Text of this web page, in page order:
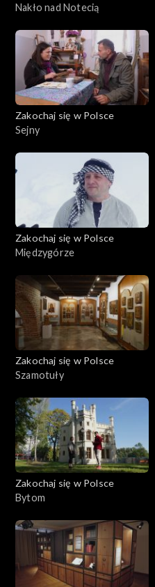
Nakło nad Notecią
Zakochaj się w Polsce
Sejny
Zakochaj się w Polsce
Międzygórze
Zakochaj się w Polsce
Szamotuły
Zakochaj się w Polsce
Bytom